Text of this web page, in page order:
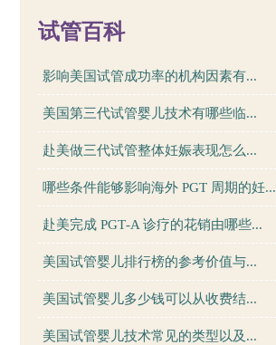
试管百科
影响美国试管成功率的机构因素有...
美国第三代试管婴儿技术有哪些临...
赴美做三代试管整体妊娠表现怎么...
哪些条件能够影响海外 PGT 周期的妊...
赴美完成 PGT‑A 诊疗的花销由哪些...
美国试管婴儿排行榜的参考价值与...
美国试管婴儿多少钱可以从收费结...
美国试管婴儿技术常见的类型以及...